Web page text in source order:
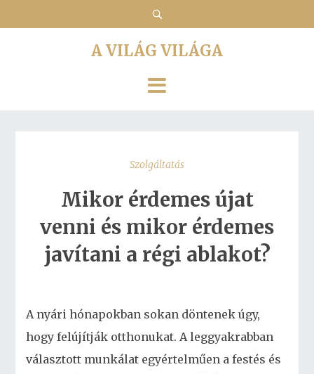
A VILÁG VILÁGA
Szolgáltatás
Mikor érdemes újat
venni és mikor érdemes
javítani a régi ablakot?
A nyári hónapokban sokan döntenek úgy,
hogy felújítják otthonukat. A leggyakrabban
választott munkálat egyértelműen a festés és